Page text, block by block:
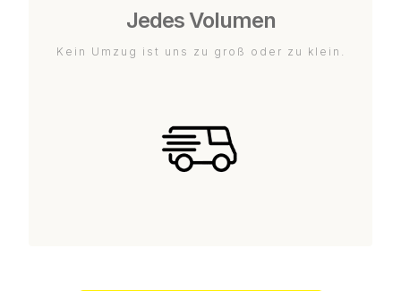
Jedes Volumen
Kein Umzug ist uns zu groß oder zu klein.